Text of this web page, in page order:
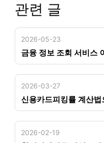
관련 글
2026-05-23
금융 정보 조회 서비스
2026-03-27
신용카드피킹률 계산법
2026-02-19